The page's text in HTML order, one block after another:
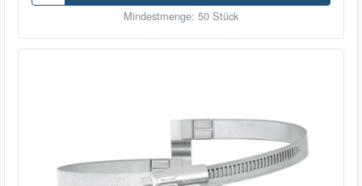
Mindestmenge: 50 Stück